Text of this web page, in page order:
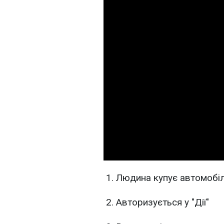
Людина купує
Авторизується у "Дії"